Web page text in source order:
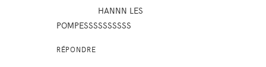
HANNN LES
POMPESSSSSSSSSS
RÉPONDRE